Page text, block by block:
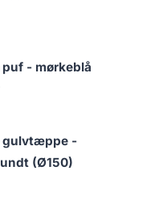
puf - mørkeblå
gulvtæppe -
(Ø150)